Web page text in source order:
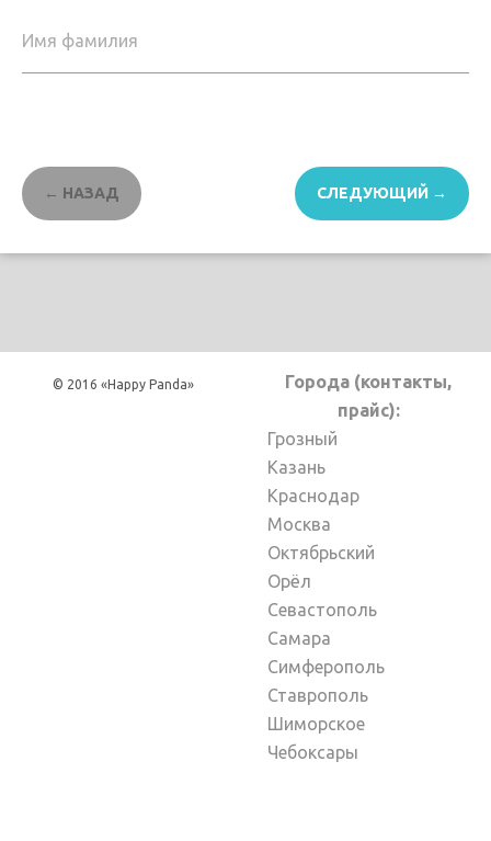
← НАЗАД СЛЕДУЮЩИЙ →
© 2016 «Happy Panda»
Города (контакты,
прайс):
Грозный
Казань
Краснодар
Москва
Октябрьский
Орёл
Севастополь
Самара
Симферополь
Ставрополь
Шиморское
Чебоксары